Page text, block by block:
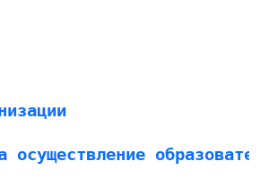
осуществление